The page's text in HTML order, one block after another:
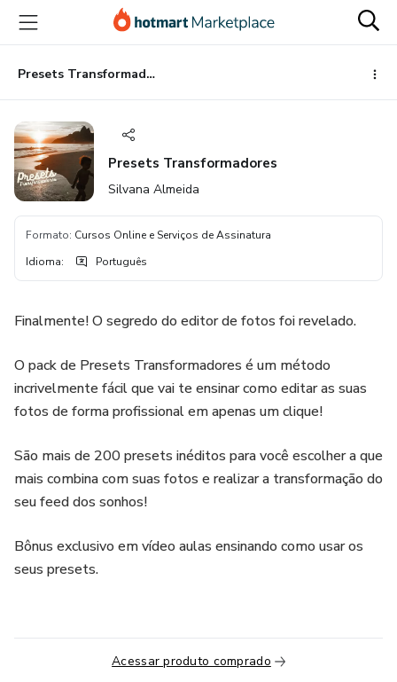
para
conteúdo
principal
para
pagamento
para
rodapé
Presets Transformadores
Presets Transformadores
Silvana Almeida
Formato: Cursos Online e Serviços de Assinatura
Idioma: Português
Finalmente! O segredo do editor de fotos foi revelado.
O pack de Presets Transformadores é um método
incrivelmente fácil que vai te ensinar como editar as suas
fotos de forma profissional em apenas um clique!
São mais de 200 presets inéditos para você escolher a que
mais combina com suas fotos e realizar a transformação do
seu feed dos sonhos!
Bônus exclusivo em vídeo aulas ensinando como usar os
seus presets.
Acessar produto comprado